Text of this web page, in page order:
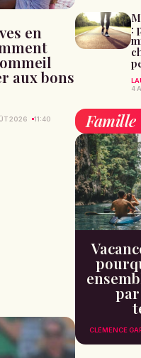
en
aux bons
2026 11:40
:
4
Famille
CLÉMENCE